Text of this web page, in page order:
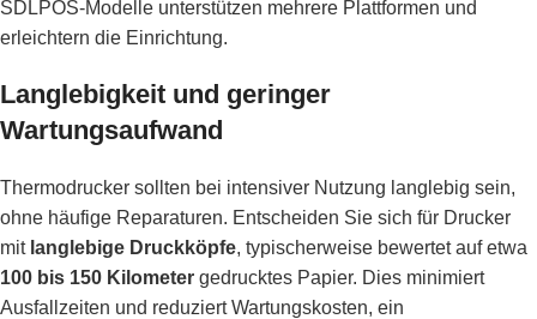
SDLPOS-Modelle unterstützen mehrere Plattformen und
erleichtern die Einrichtung.
Langlebigkeit und geringer
Wartungsaufwand
Thermodrucker sollten bei intensiver Nutzung langlebig sein,
ohne häufige Reparaturen. Entscheiden Sie sich für Drucker
mit langlebige Druckköpfe, typischerweise bewertet auf etwa
100 bis 150 Kilometer gedrucktes Papier. Dies minimiert
Ausfallzeiten und reduziert Wartungskosten, ein